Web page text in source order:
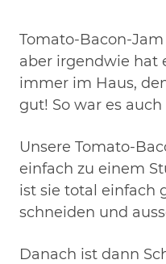
Tomato-Bacon-
aber irgendwie hat
immer im Haus,
gut! So war es
Unsere Tomato-
einfach zu einem
ist sie total einfach
schneiden und
Danach ist dann